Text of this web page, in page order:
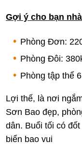
Gợi ý cho bạn
Phòng Đơn:
Phòng Đôi:
Phòng tập thể
Lợi thế, là nơi
Sơn Bao đẹp,
dân. Buổi tối có
biển bao vui